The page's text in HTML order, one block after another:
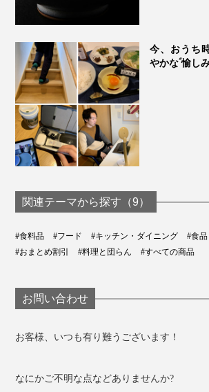
だし醤油、だし酢、ごま油、炒りゴマ
味ドレッシング」が完成！自家製が手
今、おうち
やかな“愉し
関連テーマから探す（9）
#食料品 #フード #キッチン・ダイニング #食品
#おまとめ割引
#料理と団らん #すべての商品
お問い合わせ
お客様、いつも有り難うございます！
なにかご不明な点などありませんか?